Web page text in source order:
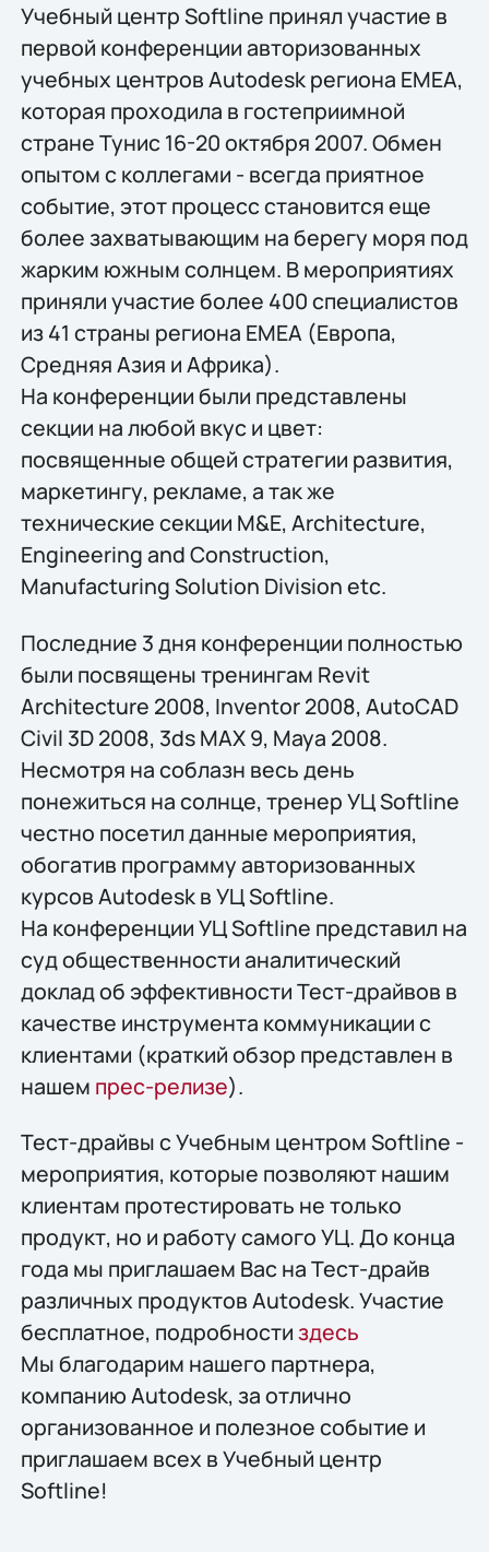
Учебный центр Softline принял участие в
первой конференции авторизованных
учебных центров Autodesk региона ЕМЕА,
которая проходила в гостеприимной
стране Тунис 16-20 октября 2007. Обмен
опытом с коллегами - всегда приятное
событие, этот процесс становится еще
более захватывающим на берегу моря под
жарким южным солнцем. В мероприятиях
приняли участие более 400 специалистов
из 41 страны региона EMEA (Европа,
Средняя Азия и Африка).
На конференции были представлены
секции на любой вкус и цвет:
посвященные общей стратегии развития,
маркетингу, рекламе, а так же
технические секции M&E, Architecture,
Engineering and Construction,
Manufacturing Solution Division etc.
Последние 3 дня конференции полностью
были посвящены тренингам Revit
Architecture 2008, Inventor 2008, AutoCAD
Civil 3D 2008, 3ds MAX 9, Maya 2008.
Несмотря на соблазн весь день
понежиться на солнце, тренер УЦ Softline
честно посетил данные мероприятия,
обогатив программу авторизованных
курсов Autodesk в УЦ Softline.
На конференции УЦ Softline представил на
суд общественности аналитический
доклад об эффективности Тест-драйвов в
качестве инструмента коммуникации с
клиентами (краткий обзор представлен в
нашем прес-релизе).
Тест-драйвы с Учебным центром Softline -
мероприятия, которые позволяют нашим
клиентам протестировать не только
продукт, но и работу самого УЦ. До конца
года мы приглашаем Вас на Тест-драйв
различных продуктов Autodesk. Участие
бесплатное, подробностиздесь
Мы благодарим нашего партнера,
компанию Autodesk, за отлично
организованное и полезное событие и
приглашаем всех в Учебный центр
Softline!